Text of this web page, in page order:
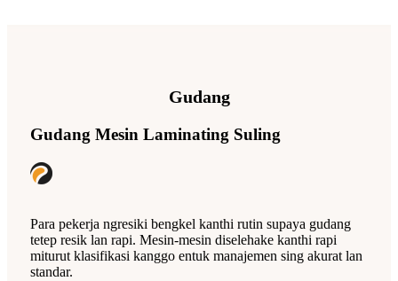
Gudang
Gudang Mesin Laminating Suling
Para pekerja ngresiki bengkel kanthi rutin supaya gudang
tetep resik lan rapi. Mesin-mesin diselehake kanthi rapi
miturut klasifikasi kanggo entuk manajemen sing akurat lan
standar.